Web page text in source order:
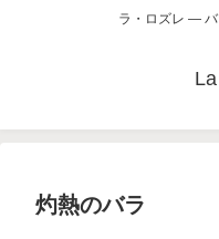
ラ・ロズレ ―
灼熱のバラ